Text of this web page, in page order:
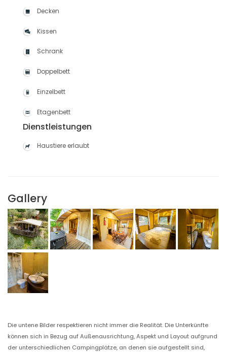
Decken
Kissen
Schrank
Doppelbett
Einzelbett
Etagenbett
Dienstleistungen
Haustiere erlaubt
Gallery
Die untene Bilder respektieren nicht immer die Realität. Die Unterkünfte
können sich in Bezug auf Außenausrichtung, Aspekt und Layout aufgrund
der unterschiedlichen Campingplätze, an denen sie aufgestellt sind,